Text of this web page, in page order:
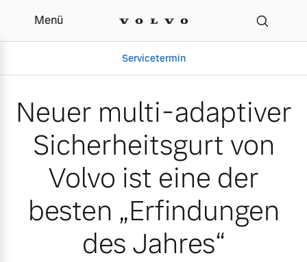
Neuer multi-adaptiver
Menü
Servicetermin
Aktuelle Zubehörangebote
Über uns
Neuer multi-adaptiver
Sicherheitsgurt von
Volvo ist eine der
besten „Erfindungen
des Jahres“